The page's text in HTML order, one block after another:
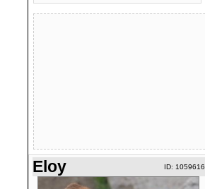
Eloy ID: 1059616